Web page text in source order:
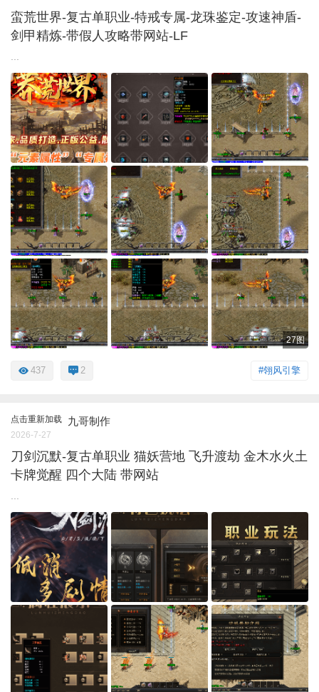
蛮荒世界-复古单职业-特戒专属-龙珠鉴定-攻速神盾-
剑甲精炼-带假人攻略带网站-LF
27图
#翎风引擎
437 2
点击重新加载 九哥制作
2026-7-27
刀剑沉默-复古单职业 猫妖营地 飞升渡劫 金木水火土
卡牌觉醒 四个大陆 带网站